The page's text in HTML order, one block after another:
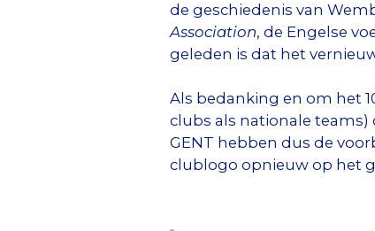
de geschiedenis van
Association, de Engelse
geleden is dat het
Als bedanking en om het
clubs als nationale teams)
GENT hebben dus de
clublogo opnieuw op het